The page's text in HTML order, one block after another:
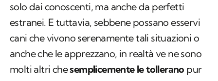
solo dai conoscenti, ma anche da perfetti
estranei. E tuttavia, sebbene possano esservi
cani che vivono serenamente tali situazioni o
anche che le apprezzano, in realtà ve ne sono
molti altri chesemplicemente le tollerano pur